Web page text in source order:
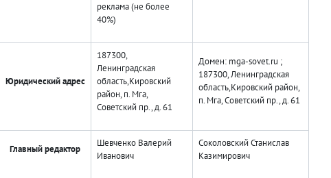
реклама (не более
40%)
Юридический адрес
187300,
Ленинградская
область,Кировский
район, п. Мга,
Советский пр., д. 61
Домен: mga-sovet.ru ;
187300, Ленинградская
область,Кировский район,
п. Мга, Советский пр., д. 61
Главный редактор
Шевченко Валерий
Иванович
Соколовский Станислав
Казимирович